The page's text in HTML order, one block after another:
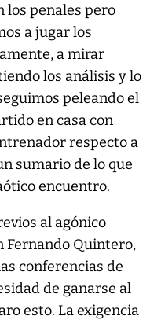
los penales pero
a jugar los
a mirar
los análisis y lo
peleando el
en casa con
respecto a
sumario de lo que
encuentro.
al agónico
Fernando Quintero,
conferencias de
de ganarse al
esto. La exigencia